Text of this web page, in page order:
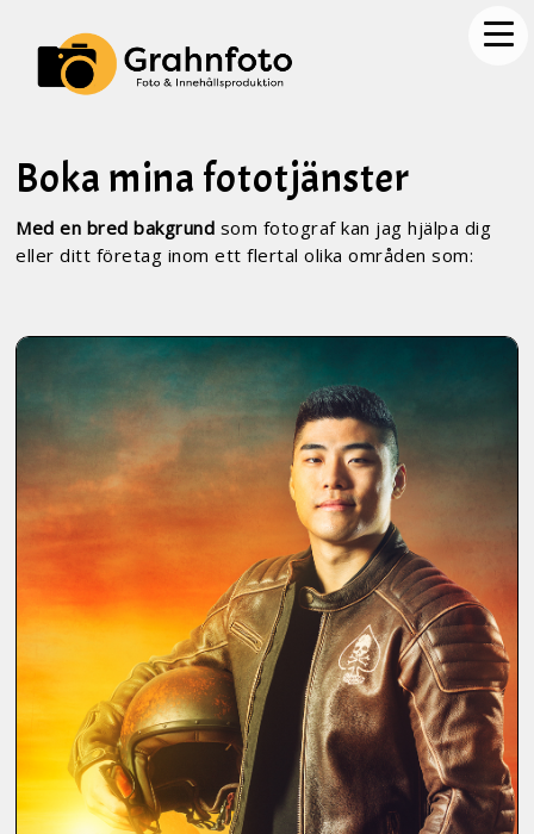
Boka mina fototjänster
Med en bred bakgrund som fotograf kan jag hjälpa dig
eller ditt företag inom ett flertal olika områden som: